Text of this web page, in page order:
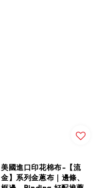
美國進口印花棉布-【流
金】系列金蔥布｜邊條、